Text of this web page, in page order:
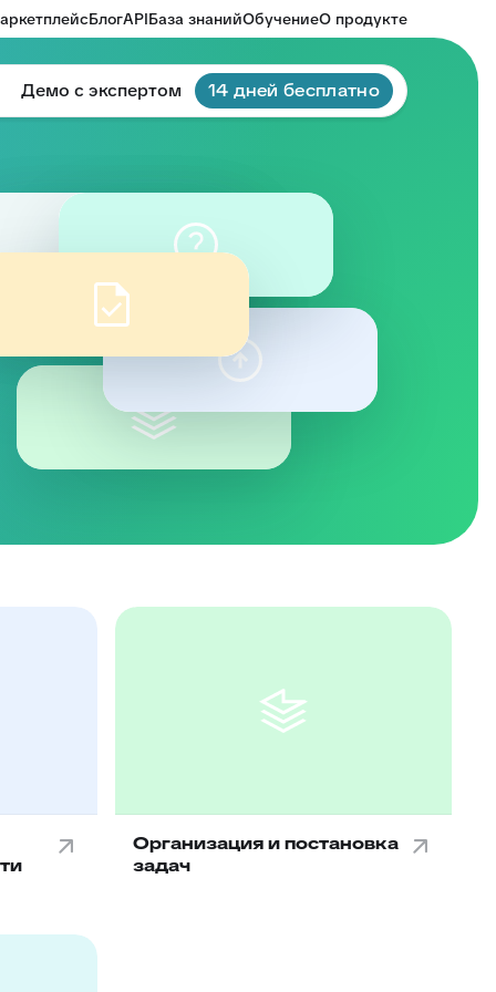
БлогAPIБаза знанийОбучениеО продукте
Демо с экспертом 14 дней бесплатно
Организация и постановка
задач